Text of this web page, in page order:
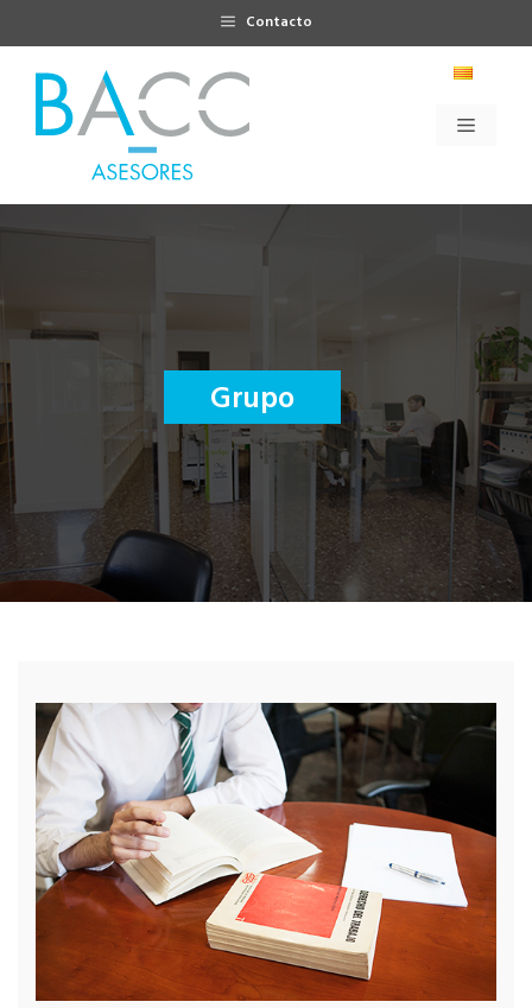
al
contenido
Contacto
Menú
Grupo